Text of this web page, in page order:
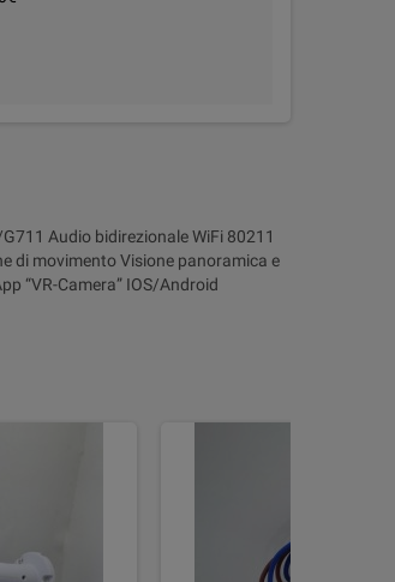
Audio bidirezionale WiFi 80211
di movimento Visione panoramica e
“VR-Camera” IOS/Android